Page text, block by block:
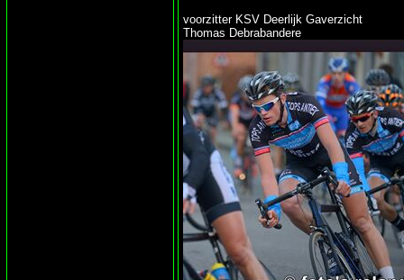
voorzitter KSV Deerlijk Gaverzicht
Thomas Debrabandere